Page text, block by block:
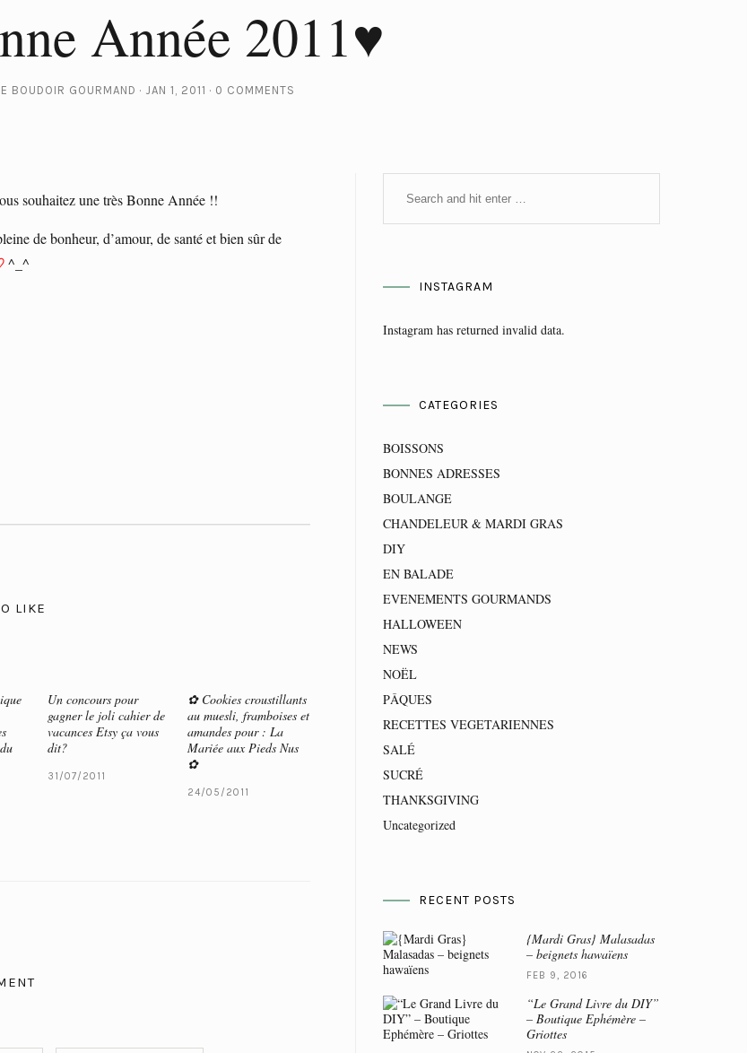
Année 2011♥
BOUDOIR GOURMAND JAN 1, 2011 0 COMMENTS
souhaitez une très Bonne Année !!
de bonheur, d’amour, de santé et bien sûr de
^_^
LIKE
Un concours pour
gagner le joli cahier de
vacances Etsy ça vous
dit?
31/07/2011
✿ Cookies croustillants
au muesli, framboises et
amandes pour : La
Mariée aux Pieds Nus
✿
24/05/2011
INSTAGRAM
Instagram has returned invalid data.
CATEGORIES
BOISSONS
BONNES ADRESSES
BOULANGE
CHANDELEUR & MARDI GRAS
DIY
EN BALADE
EVENEMENTS GOURMANDS
HALLOWEEN
NEWS
NOËL
PÂQUES
RECETTES VEGETARIENNES
SALÉ
SUCRÉ
THANKSGIVING
Uncategorized
RECENT POSTS
{Mardi Gras} Malasadas
– beignets hawaïens
FEB 9, 2016
“Le Grand Livre du DIY”
– Boutique Ephémère –
Griottes